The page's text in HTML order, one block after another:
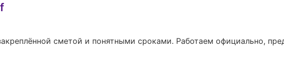
сметой и понятными сроками. Работаем официально,